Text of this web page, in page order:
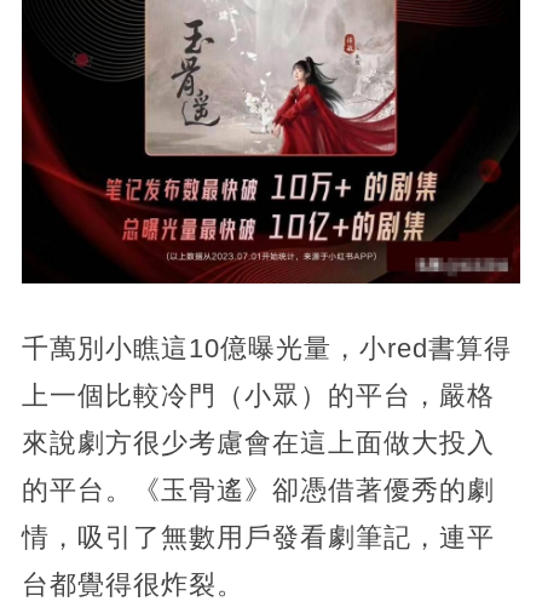
千萬別小瞧這10億曝光量，小red書算得
上一個比較冷門（小眾）的平台，嚴格
來說劇方很少考慮會在這上面做大投入
的平台。《玉骨遙》卻憑借著優秀的劇
情，吸引了無數用戶發看劇筆記，連平
台都覺得很炸裂。